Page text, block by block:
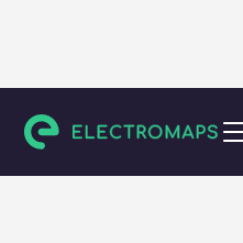
Feldkirch